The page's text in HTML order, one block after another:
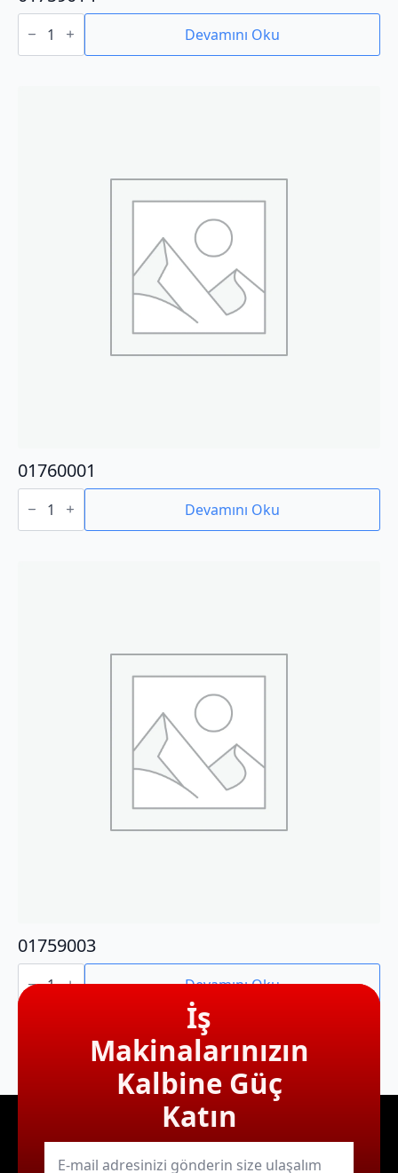
01759014
adet Devamını Oku
01760001
01760001
adet Devamını Oku
01759003
01759003
adet Devamını Oku
İş
Makinalarınızın
Kalbine Güç
Katın
E-
mail